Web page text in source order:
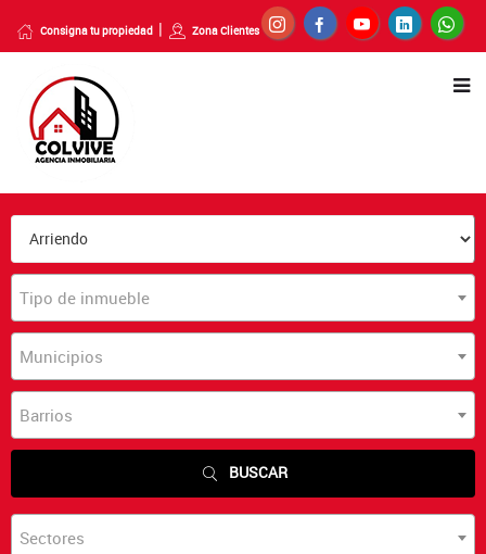
Consigna tu propiedad Zona Clientes
Tipo de inmueble
Municipios
Barrios
BUSCAR
Sectores